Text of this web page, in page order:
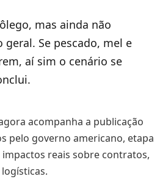
mas ainda não
geral. Se pescado, mel e
aí sim o cenário se
acompanha a publicação
pelo governo americano, etapa
reais sobre contratos,